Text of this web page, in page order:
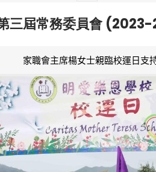
三屆常務委員會
家職會主席楊女士親臨校運日支